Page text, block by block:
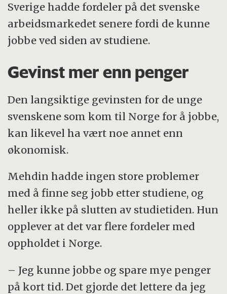
Sverige hadde fordeler på det svenske
arbeidsmarkedet senere fordi de kunne
jobbe ved siden av studiene.
Gevinst mer enn penger
Den langsiktige gevinsten for de unge
svenskene som kom til Norge for å jobbe,
kan likevel ha vært noe annet enn
økonomisk.
Mehdin hadde ingen store problemer
med å finne seg jobb etter studiene, og
heller ikke på slutten av studietiden. Hun
opplever at det var flere fordeler med
oppholdet i Norge.
– Jeg kunne jobbe og spare mye penger
på kort tid. Det gjorde det lettere da jeg